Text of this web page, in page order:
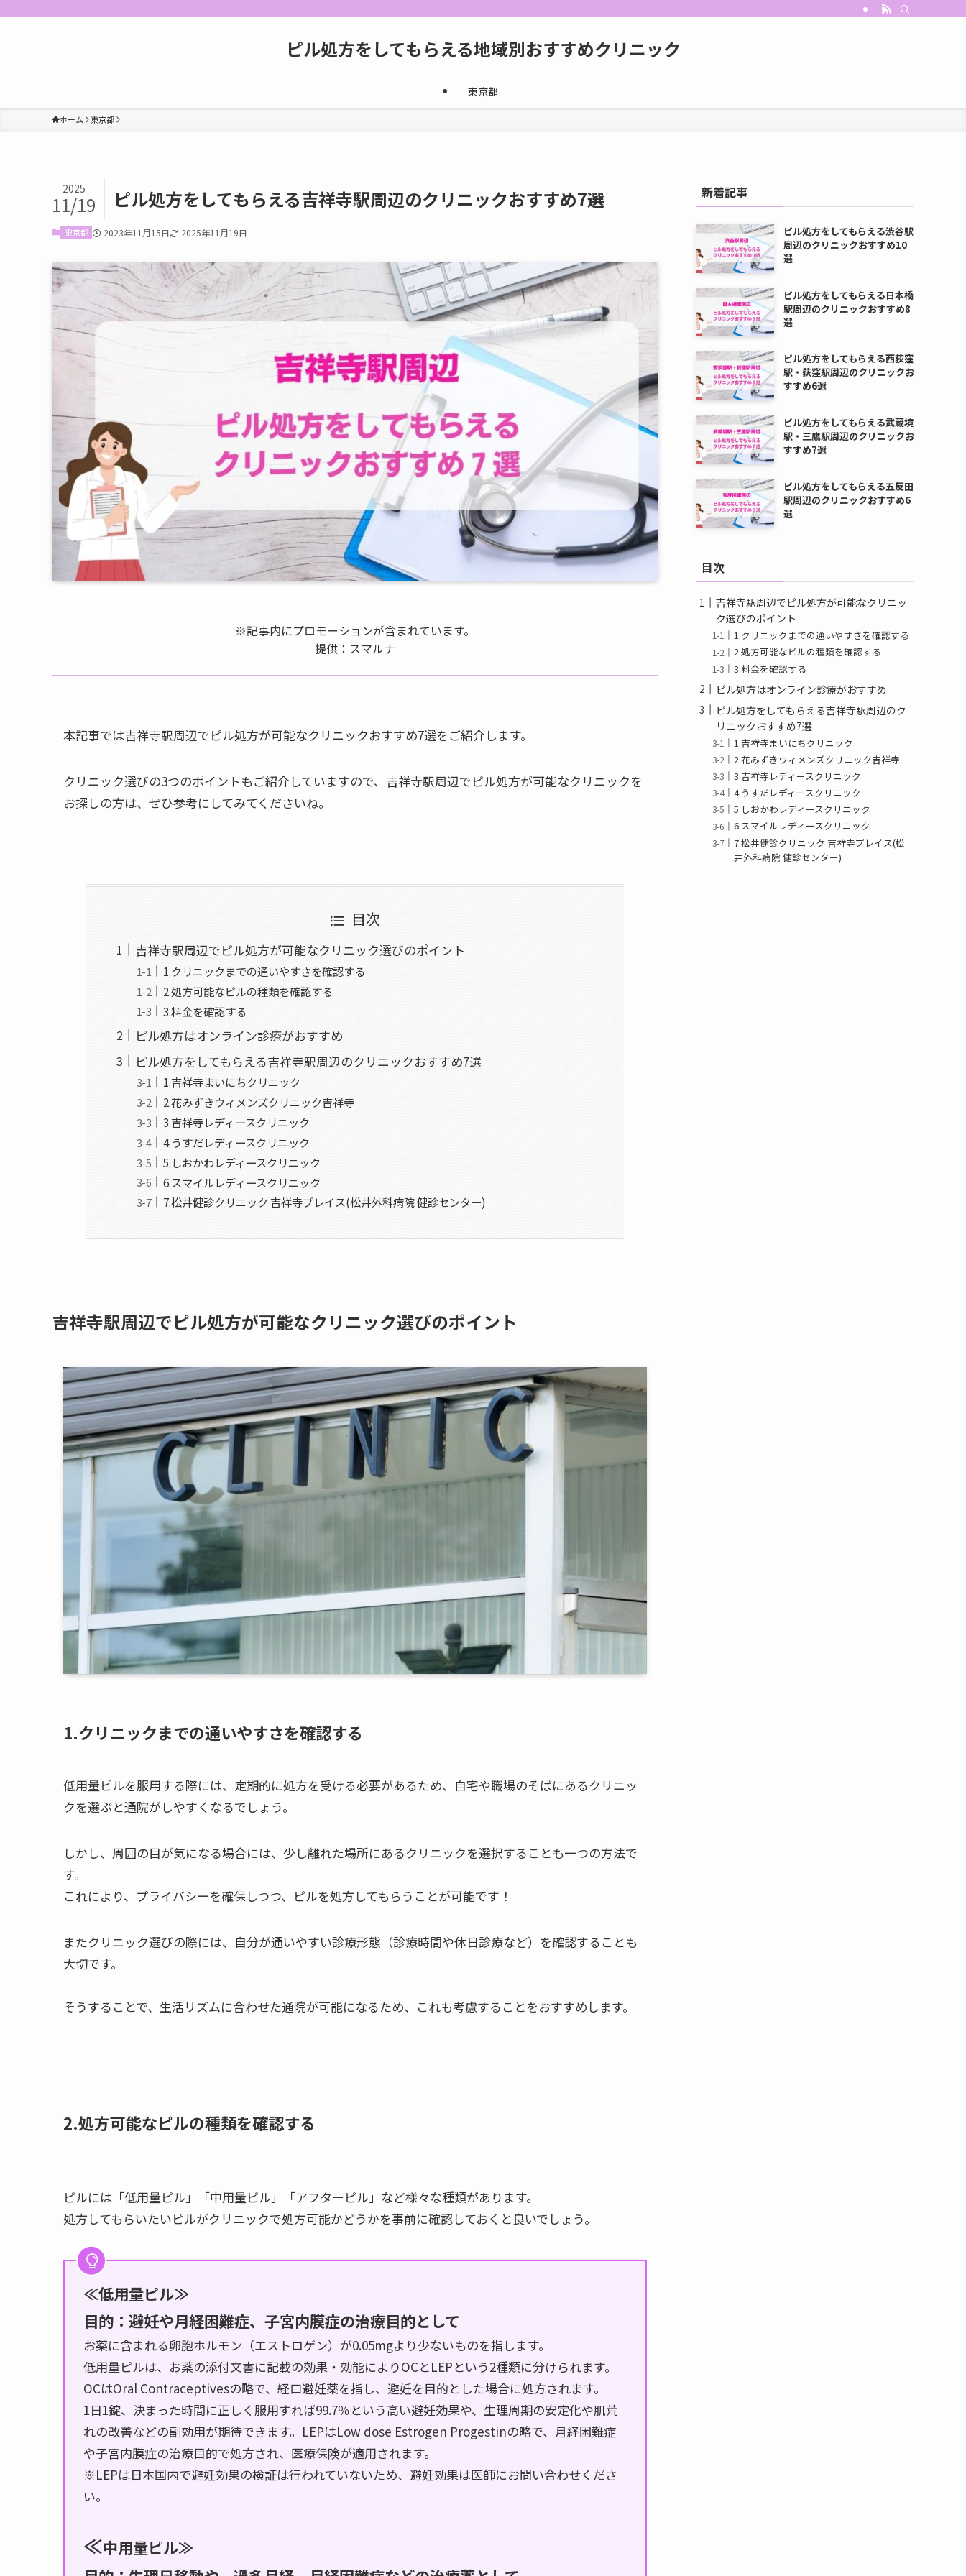
ピル処方をしてもらえる地域別おすすめクリニック
東京都
ホーム 東京都
ピル処方をしてもらえる吉祥寺駅周辺のクリニックおすすめ7選
2025
11/19
東京都 2023年11月15日 2025年11月19日
※記事内にプロモーションが含まれています。
提供：スマルナ
本記事では吉祥寺駅周辺でピル処方が可能なクリニックおすすめ7選をご紹介します。
クリニック選びの3つのポイントもご紹介していますので、吉祥寺駅周辺でピル処方が可能なクリニックを
お探しの方は、ぜひ参考にしてみてくださいね。
目次
吉祥寺駅周辺でピル処方が可能なクリニック選びのポイント
1.クリニックまでの通いやすさを確認する
2.処方可能なピルの種類を確認する
3.料金を確認する
ピル処方はオンライン診療がおすすめ
ピル処方をしてもらえる吉祥寺駅周辺のクリニックおすすめ7選
1.吉祥寺まいにちクリニック
2.花みずきウィメンズクリニック吉祥寺
3.吉祥寺レディースクリニック
4.うすだレディースクリニック
5.しおかわレディースクリニック
6.スマイルレディースクリニック
7.松井健診クリニック 吉祥寺プレイス(松井外科病院 健診センター)
吉祥寺駅周辺でピル処方が可能なクリニック選びのポイント
1.クリニックまでの通いやすさを確認する
低用量ピルを服用する際には、定期的に処方を受ける必要があるため、自宅や職場のそばにあるクリニッ
クを選ぶと通院がしやすくなるでしょう。
しかし、周囲の目が気になる場合には、少し離れた場所にあるクリニックを選択することも一つの方法で
す。
これにより、プライバシーを確保しつつ、ピルを処方してもらうことが可能です！
またクリニック選びの際には、自分が通いやすい診療形態（診療時間や休日診療など）を確認することも
大切です。
そうすることで、生活リズムに合わせた通院が可能になるため、これも考慮することをおすすめします。
2.処方可能なピルの種類を確認する
ピルには「低用量ピル」「中用量ピル」「アフターピル」など様々な種類があります。
処方してもらいたいピルがクリニックで処方可能かどうかを事前に確認しておくと良いでしょう。
≪低用量ピル≫
目的： 避妊や月経困難症、子宮内膜症の治療目的として
お薬に含まれる卵胞ホルモン（エストロゲン）が0.05mgより少ないものを指します。
低用量ピルは、お薬の添付文書に記載の効果・効能によりOCとLEPという2種類に分けられます。
OCはOral Contraceptivesの略で、経口避妊薬を指し、避妊を目的とした場合に処方されます。
1日1錠、決まった時間に正しく服用すれば99.7％という高い避妊効果や、生理周期の安定化や肌荒
れの改善などの副効用が期待できます。LEPはLow dose Estrogen Progestinの略で、月経困難症
や子宮内膜症の治療目的で処方され、医療保険が適用されます。
※LEPは日本国内で避妊効果の検証は行われていないため、避妊効果は医師にお問い合わせくださ
い。
≪中用量ピル≫
新着記事
ピル処方をしてもらえる渋谷駅
周辺のクリニックおすすめ10
選
ピル処方をしてもらえる日本橋
駅周辺のクリニックおすすめ8
選
ピル処方をしてもらえる西荻窪
駅・荻窪駅周辺のクリニックお
すすめ6選
ピル処方をしてもらえる武蔵境
駅・三鷹駅周辺のクリニックお
すすめ7選
ピル処方をしてもらえる五反田
駅周辺のクリニックおすすめ6
選
目次
吉祥寺駅周辺でピル処方が可能なクリニッ
ク選びのポイント
1.クリニックまでの通いやすさを確認する
2.処方可能なピルの種類を確認する
3.料金を確認する
ピル処方はオンライン診療がおすすめ
ピル処方をしてもらえる吉祥寺駅周辺のク
リニックおすすめ7選
1.吉祥寺まいにちクリニック
2.花みずきウィメンズクリニック吉祥寺
3.吉祥寺レディースクリニック
4.うすだレディースクリニック
5.しおかわレディースクリニック
6.スマイルレディースクリニック
7.松井健診クリニック 吉祥寺プレイス(松
井外科病院 健診センター)